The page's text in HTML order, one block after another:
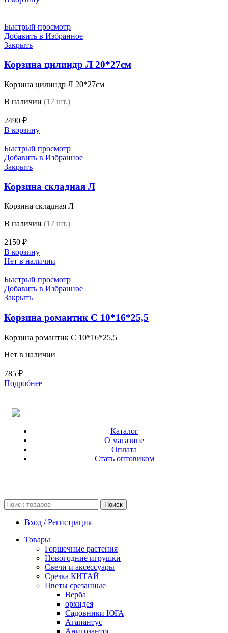
Быстрый просмотр
Добавить в Избранное
Закрыть
Корзина цилиндр Л 20*27см
Корзина цилиндр Л 20*27см
В наличии (17 шт.)
2490 ₽
В корзину
Быстрый просмотр
Добавить в Избранное
Закрыть
Корзина складная Л
Корзина складная Л
В наличии (17 шт.)
2150 ₽
В корзину
Нет в наличии
Быстрый просмотр
Добавить в Избранное
Закрыть
Корзина романтик С 10*16*25,5
Корзина романтик С 10*16*25,5
Нет в наличии
785 ₽
Подробнее
Каталог
О магазине
Оплата
Стать оптовиком
Поиск
Вход / Регистрация
Товары
Горшечные растения
Новогодние игрушки
Свечи и аксессуары
Срезка КИТАЙ
Цветы срезанные
Верба
орхидея
Садовники ЮГА
Агапантус
Анигозантос